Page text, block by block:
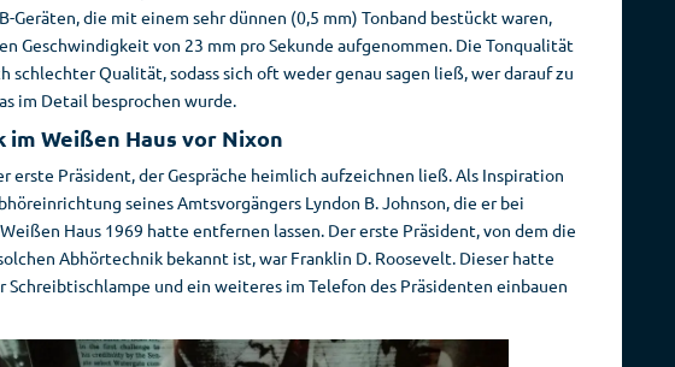
Geräten, die mit einem sehr dünnen (0,5 mm) Tonband bestückt waren,
Geschwindigkeit von 23 mm pro Sekunde aufgenommen. Die Tonqualität
schlechter Qualität, sodass sich oft weder genau sagen ließ, wer darauf zu
im Detail besprochen wurde.
Weißen Haus vor Nixon
erste Präsident, der Gespräche heimlich aufzeichnen ließ. Als Inspiration
seines Amtsvorgängers Lyndon B. Johnson, die er bei
Haus 1969 hatte entfernen lassen. Der erste Präsident, von dem die
Abhörtechnik bekannt ist, war Franklin D. Roosevelt. Dieser hatte
Schreibtischlampe und ein weiteres im Telefon des Präsidenten einbauen